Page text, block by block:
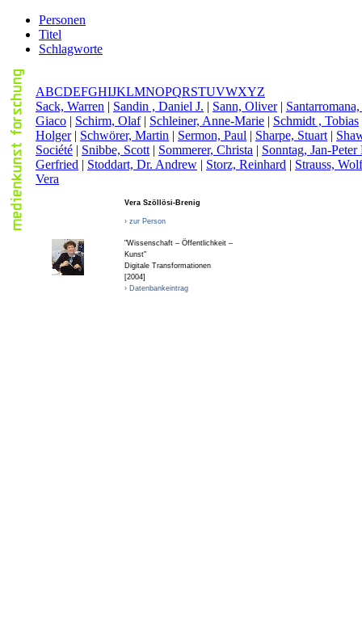
Personen
Titel
Schlagworte
ABCDEFGHIJKLMNOPQRSTUVWXYZ
Sack, Warren | Sandin , Daniel J. | Sann, Oliver| Santarromana,
Giaco | Schirm, Olaf| Schleiner, Anne-Marie | Schmidt , Tobias
Holger| Schwörer, Martin | Sermon, Paul | Sharpe, Stuart | S
Société | Snibbe, Scott | Sommerer, Christa | Sonntag, Jan-Peter
Gerfried | Stoddart, Dr. Andrew | Storz, Reinhard | Strauss,
Vera